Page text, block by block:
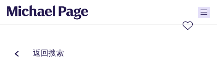
返回搜索